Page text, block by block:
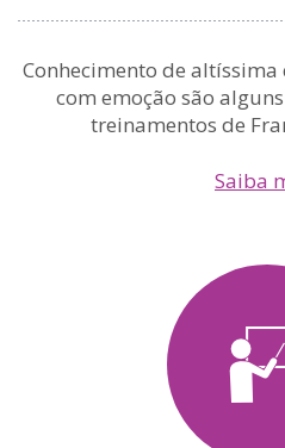
Conhecimento de
com emoção são
treinamentos de
Saiba